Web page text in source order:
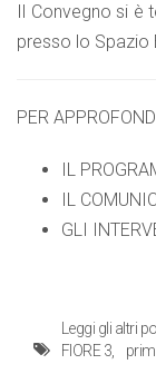
Il Convegno si
presso lo Spazio
PER
IL
IL
GLI
Leggi gli altri
FIORE 3